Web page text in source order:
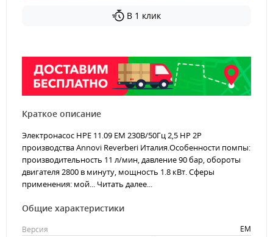
В 1 клик
Краткое описание
Электронасос HPE 11.09 EM 230В/50Гц 2,5 HP 2P
производства Annovi Reverberi Италия.Особенности помпы:
производительность 11 л/мин, давление 90 бар, обороты
двигателя 2800 в минуту, мощность 1.8 кВт. Сферы
применения: мой... Читать далее...
Общие характеристики
Версия
EM